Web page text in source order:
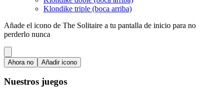
Klondike triple (boca arriba)
Añade el icono de The Solitaire a tu pantalla de inicio para no
perderlo nunca
Ahora no Añadir icono
Nuestros juegos